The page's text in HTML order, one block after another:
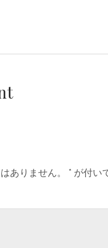
ありません。 * が付い